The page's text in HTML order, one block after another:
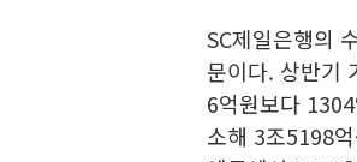
SC제일은행의
문이다. 상반기
6억원보다
소해 3조5198